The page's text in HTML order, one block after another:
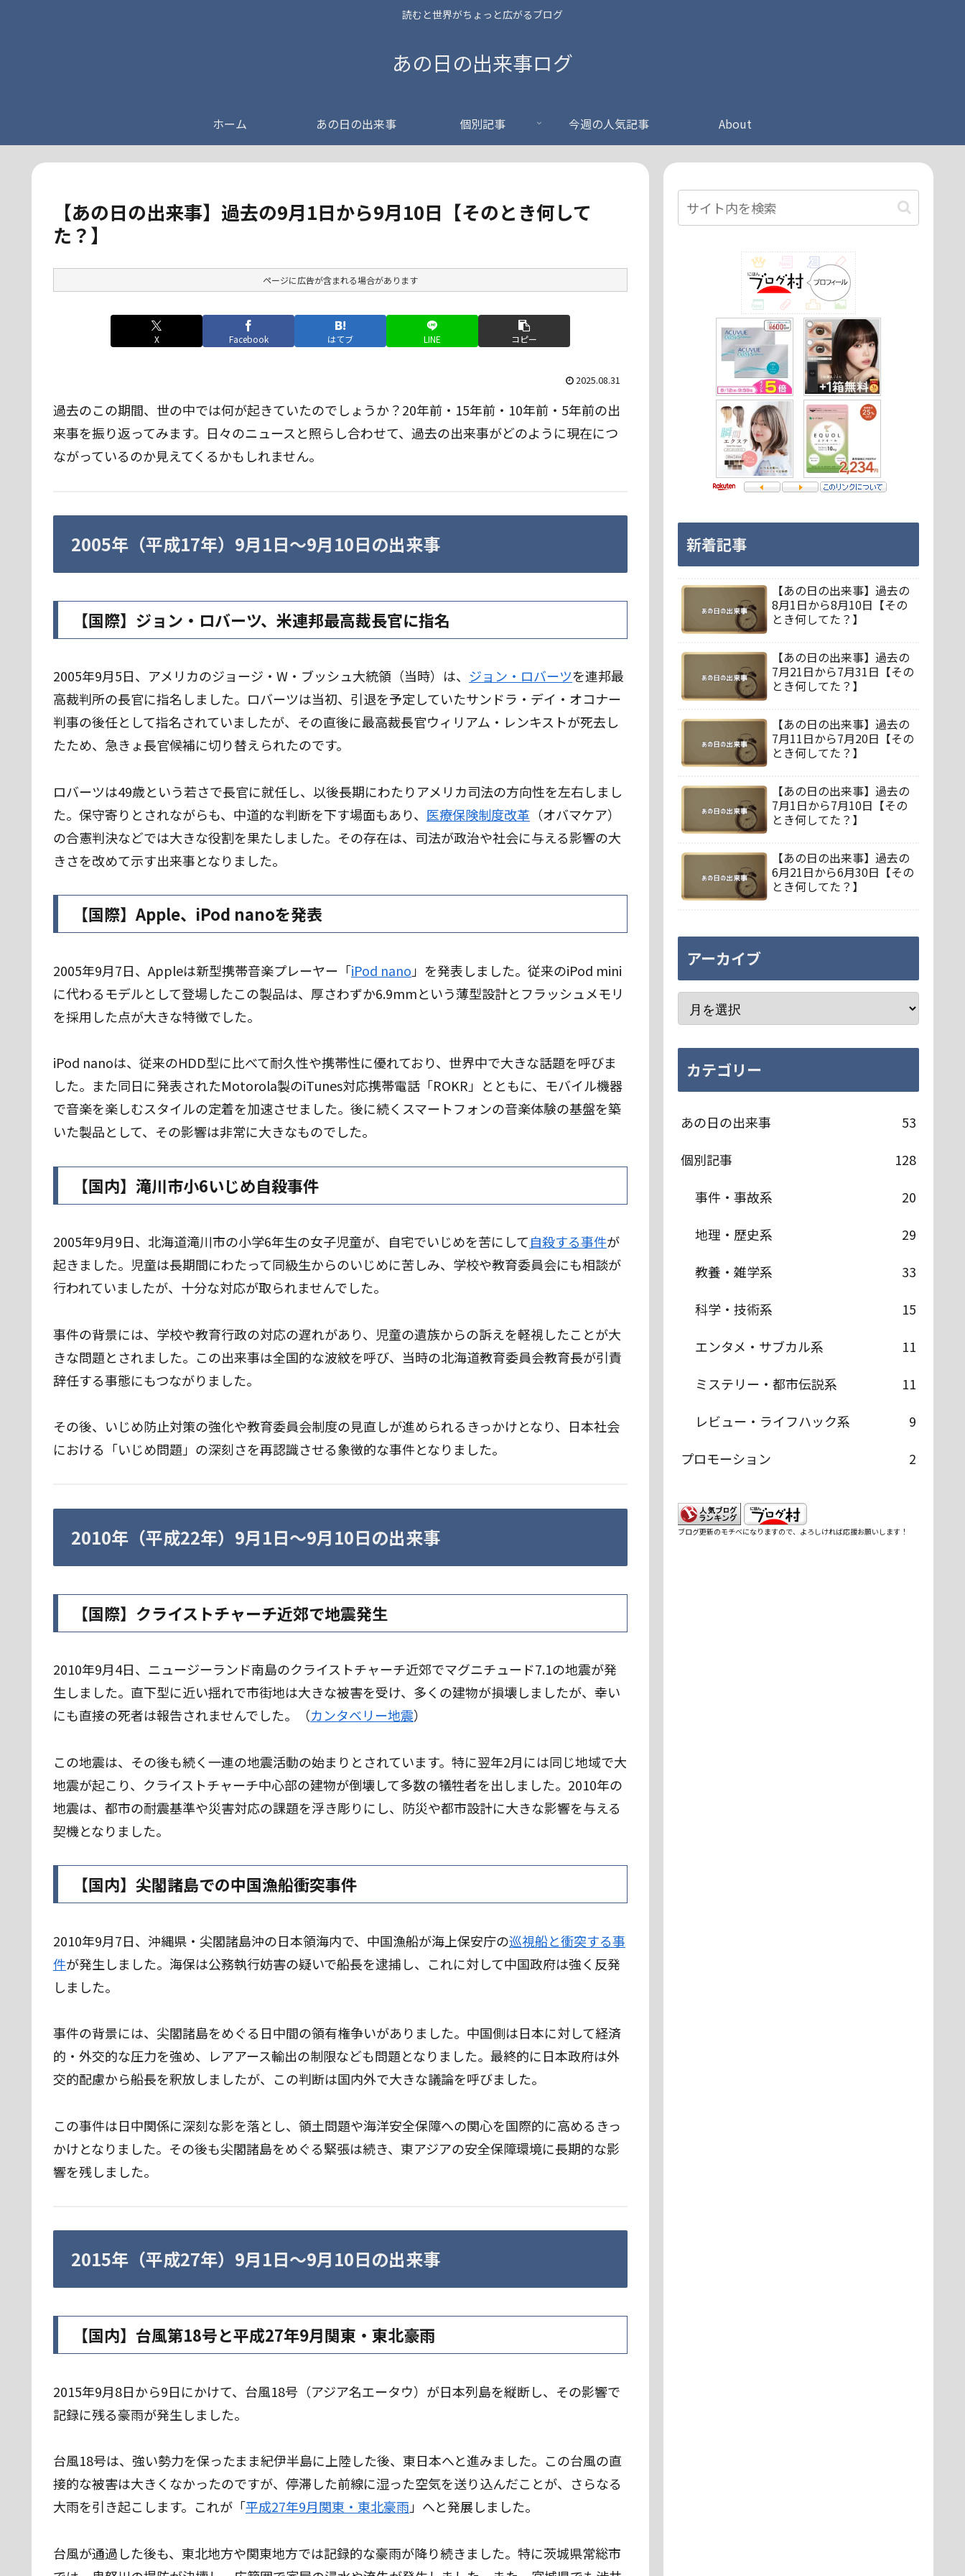
読むと世界がちょっと広がるブログ
あの日の出来事ログ
ホーム あの日の出来事 個別記事 今週の人気記事 About
【あの日の出来事】過去の9月1日から9月10日【そのとき何して
た？】
ページに広告が含まれる場合があります
X Facebook はてブ LINE コピー
2025.08.31
過去のこの期間、世の中では何が起きていたのでしょうか？20年前・15年前・10年前・5年前の出
来事を振り返ってみます。日々のニュースと照らし合わせて、過去の出来事がどのように現在につ
ながっているのか見えてくるかもしれません。
2005年（平成17年）9月1日〜9月10日の出来事
【国際】ジョン・ロバーツ、米連邦最高裁長官に指名
2005年9月5日、アメリカのジョージ・W・ブッシュ大統領（当時）は、 ジョン・ロバーツを連邦最
高裁判所の長官に指名しました。ロバーツは当初、引退を予定していたサンドラ・デイ・オコナー
判事の後任として指名されていましたが、その直後に最高裁長官ウィリアム・レンキストが死去し
たため、急きょ長官候補に切り替えられたのです。
ロバーツは49歳という若さで長官に就任し、以後長期にわたりアメリカ司法の方向性を左右しまし
た。保守寄りとされながらも、中道的な判断を下す場面もあり、 医療保険制度改革 （オバマケア）
の合憲判決などでは大きな役割を果たしました。その存在は、司法が政治や社会に与える影響の大
きさを改めて示す出来事となりました。
【国際】Apple、iPod nanoを発表
2005年9月7日、Appleは新型携帯音楽プレーヤー「iPod nano 」を発表しました。従来のiPod mini
に代わるモデルとして登場したこの製品は、厚さわずか6.9mmという薄型設計とフラッシュメモリ
を採用した点が大きな特徴でした。
iPod nanoは、従来のHDD型に比べて耐久性や携帯性に優れており、世界中で大きな話題を呼びま
した。また同日に発表されたMotorola製のiTunes対応携帯電話「ROKR」とともに、モバイル機器
で音楽を楽しむスタイルの定着を加速させました。後に続くスマートフォンの音楽体験の基盤を築
いた製品として、その影響は非常に大きなものでした。
【国内】滝川市小6いじめ自殺事件
2005年9月9日、北海道滝川市の小学6年生の女子児童が、自宅でいじめを苦にして自殺する事件が
起きました。児童は長期間にわたって同級生からのいじめに苦しみ、学校や教育委員会にも相談が
行われていましたが、十分な対応が取られませんでした。
事件の背景には、学校や教育行政の対応の遅れがあり、児童の遺族からの訴えを軽視したことが大
きな問題とされました。この出来事は全国的な波紋を呼び、当時の北海道教育委員会教育長が引責
辞任する事態にもつながりました。
その後、いじめ防止対策の強化や教育委員会制度の見直しが進められるきっかけとなり、日本社会
における「いじめ問題」の深刻さを再認識させる象徴的な事件となりました。
2010年（平成22年）9月1日〜9月10日の出来事
【国際】クライストチャーチ近郊で地震発生
2010年9月4日、ニュージーランド南島のクライストチャーチ近郊でマグニチュード7.1の地震が発
生しました。直下型に近い揺れで市街地は大きな被害を受け、多くの建物が損壊しましたが、幸い
にも直接の死者は報告されませんでした。（カンタベリー地震）
この地震は、その後も続く一連の地震活動の始まりとされています。特に翌年2月には同じ地域で大
地震が起こり、クライストチャーチ中心部の建物が倒壊して多数の犠牲者を出しました。2010年の
地震は、都市の耐震基準や災害対応の課題を浮き彫りにし、防災や都市設計に大きな影響を与える
契機となりました。
【国内】尖閣諸島での中国漁船衝突事件
2010年9月7日、沖縄県・尖閣諸島沖の日本領海内で、中国漁船が海上保安庁の巡視船と衝突する事
件が発生しました。海保は公務執行妨害の疑いで船長を逮捕し、これに対して中国政府は強く反発
しました。
事件の背景には、尖閣諸島をめぐる日中間の領有権争いがありました。中国側は日本に対して経済
的・外交的な圧力を強め、レアアース輸出の制限なども問題となりました。最終的に日本政府は外
交的配慮から船長を釈放しましたが、この判断は国内外で大きな議論を呼びました。
この事件は日中関係に深刻な影を落とし、領土問題や海洋安全保障への関心を国際的に高めるきっ
かけとなりました。その後も尖閣諸島をめぐる緊張は続き、東アジアの安全保障環境に長期的な影
響を残しました。
2015年（平成27年）9月1日〜9月10日の出来事
【国内】台風第18号と平成27年9月関東・東北豪雨
2015年9月8日から9日にかけて、台風18号（アジア名エータウ）が日本列島を縦断し、その影響で
記録に残る豪雨が発生しました。
台風18号は、強い勢力を保ったまま紀伊半島に上陸した後、東日本へと進みました。この台風の直
接的な被害は大きくなかったのですが、停滞した前線に湿った空気を送り込んだことが、さらなる
大雨を引き起こします。これが「平成27年9月関東・東北豪雨 」へと発展しました。
台風が通過した後も、東北地方や関東地方では記録的な豪雨が降り続きました。特に茨城県常総市
新着記事
【あの日の出来事】過去の
8月1日から8月10日【その
とき何してた？】
【あの日の出来事】過去の
7月21日から7月31日【その
とき何してた？】
【あの日の出来事】過去の
7月11日から7月20日【その
とき何してた？】
【あの日の出来事】過去の
7月1日から7月10日【その
とき何してた？】
【あの日の出来事】過去の
6月21日から6月30日【その
とき何してた？】
アーカイブ
カテゴリー
あの日の出来事
53
個別記事
128
事件・事故系
20
地理・歴史系
29
教養・雑学系
33
科学・技術系
15
エンタメ・サブカル系
11
ミステリー・都市伝説系
11
レビュー・ライフハック系
9
プロモーション
2
ブログ更新のモチベになりますので、よろしければ応援お願いします！